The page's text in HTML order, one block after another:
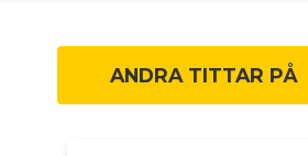
ANDRA TITTAR PÅ